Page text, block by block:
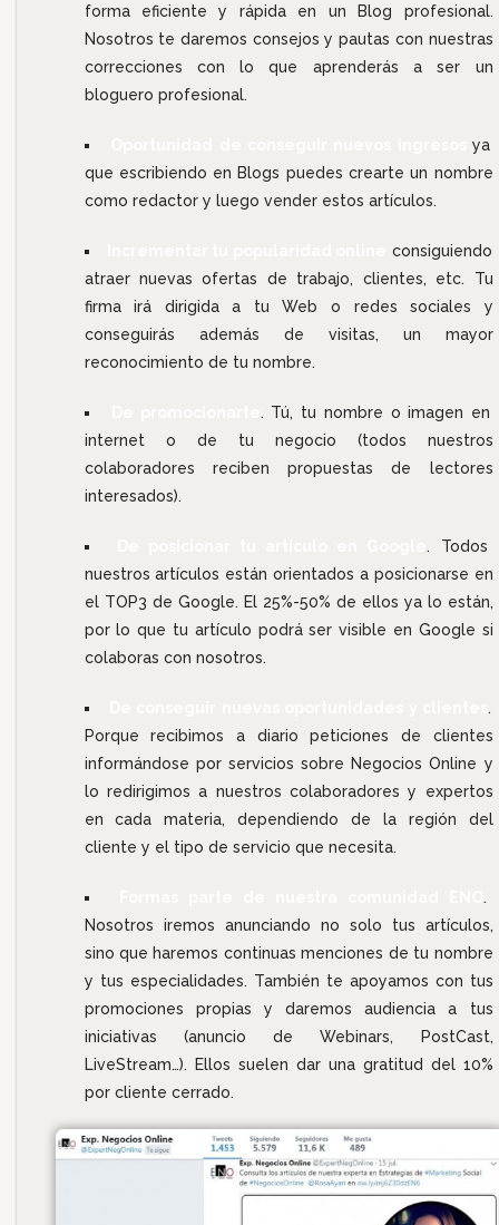
forma eficiente y rápida en un Blog profesional.
Nosotros te daremos consejos y pautas con nuestras
correcciones con lo que aprenderás a ser un
bloguero profesional.
Oportunidad de conseguir nuevos ingresosya
que escribiendo en Blogs puedes crearte un nombre
como redactor y luego vender estos artículos.
consiguiendo
atraer nuevas ofertas de trabajo, clientes, etc. Tu
firma irá dirigida a tu Web o redes sociales y
conseguirás además de visitas, un mayor
reconocimiento de tu nombre.
. Tú, tu nombre o imagen en
internet o de tu negocio (todos nuestros
colaboradores reciben propuestas de lectores
interesados).
. Todos
nuestros artículos están orientados a posicionarse en
el TOP3 de Google. El 25%-50% de ellos ya lo están,
por lo que tu artículo podrá ser visible en Google si
colaboras con nosotros.
.
Porque recibimos a diario peticiones de clientes
informándose por servicios sobre Negocios Online y
lo redirigimos a nuestros colaboradores y expertos
en cada materia, dependiendo de la región del
cliente y el tipo de servicio que necesita.
.
Nosotros iremos anunciando no solo tus artículos,
sino que haremos continuas menciones de tu nombre
y tus especialidades. También te apoyamos con tus
promociones propias y daremos audiencia a tus
iniciativas (anuncio de Webinars, PostCast,
LiveStream…). Ellos suelen dar una gratitud del 10%
por cliente cerrado.